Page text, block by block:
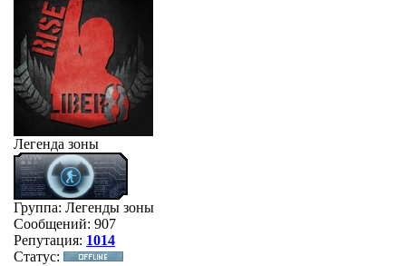
Легенда зоны
Группа: Легенды зоны
Сообщений: 907
Репутация: 1014
Статус: